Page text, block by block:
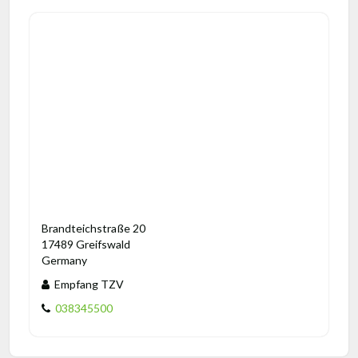
Brandteichstraße 20
17489 Greifswald
Germany
Empfang TZV
038345500